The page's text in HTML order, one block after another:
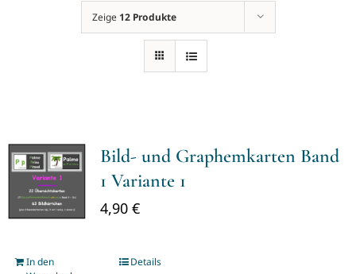
Projekte
Verlag
Zeige 12 Produkte
Bild- und Graphemkarten Band
1 Variante 1
4,90 €
In den
Details